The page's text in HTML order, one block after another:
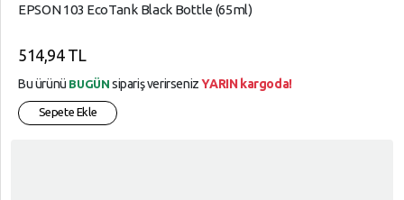
EPSON 103 EcoTank Black Bottle (65ml)
514,94 TL
Bu ürünü BUGÜN sipariş verirsenizYARIN kargoda!
Sepete Ekle